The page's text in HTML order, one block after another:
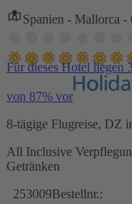
Spanien - Mallorca -
Für dieses Hotel liegen
von 87% vor
8-tägige Flugreise, DZ
All Inclusive
Getränken
253009Bestellnr.: